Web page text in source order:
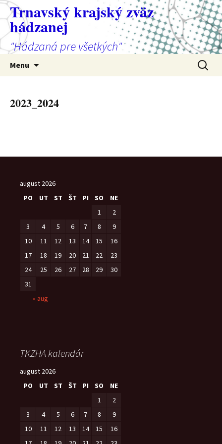
Preskočiť
na
obsah
Trnavský krajský zväz
hádzanej
"Hádzaná pre všetkých"
Menu Hľadať:
2023_2024
august 2026
PO
UT ST ŠT PI SO
NE
1
2
3
4 5 6 7 8
9
10
11 12 13 14 15
16
17
18 19 20 21 22
23
24
25 26 27 28 29
30
31
« aug
TKZHA kalendár
august 2026
PO
UT ST ŠT PI SO
NE
1
2
3
4 5 6 7 8
9
10
11 12 13 14 15
16